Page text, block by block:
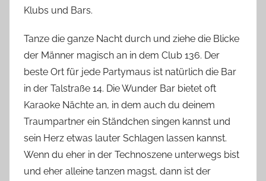
Klubs und Bars.
Tanze die ganze Nacht durch und ziehe die Blicke
der Männer magisch an in dem Club 136. Der
beste Ort für jede Partymaus ist natürlich die Bar
in der Talstraße 14. Die Wunder Bar bietet oft
Karaoke Nächte an, in dem auch du deinem
Traumpartner ein Ständchen singen kannst und
sein Herz etwas lauter Schlagen lassen kannst.
Wenn du eher in der Technoszene unterwegs bist
und eher alleine tanzen magst, dann ist der